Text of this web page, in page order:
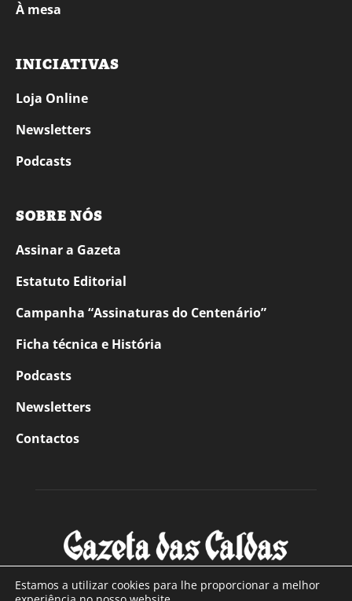
À mesa
INICIATIVAS
Loja Online
Newsletters
Podcasts
SOBRE NÓS
Assinar a Gazeta
Estatuto Editorial
Campanha “Assinaturas do Centenário”
Ficha técnica e História
Podcasts
Newsletters
Contactos
Estamos a utilizar cookies para lhe proporcionar a melhor